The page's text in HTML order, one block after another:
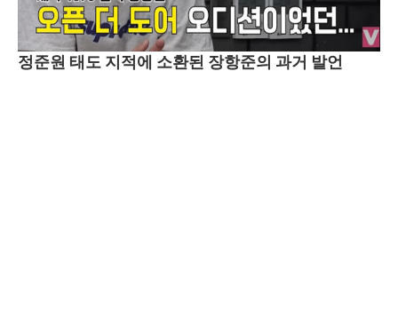
정준원 태도 지적에 소환된 장항준의 과거 발언